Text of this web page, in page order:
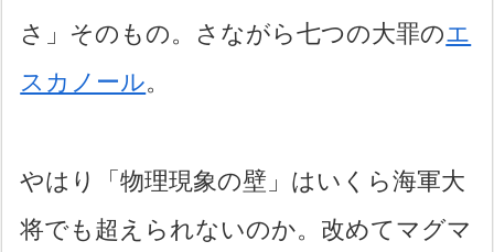
さ」そのもの。さながら七つの大罪のエ
スカノール。
やはり「物理現象の壁」はいくら海軍大
将でも超えられないのか。改めてマグマ